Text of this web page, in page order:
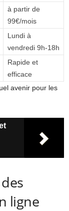
à partir de
99€/mois
Lundi à
vendredi 9h-18h
Rapide et
efficace
avenir pour les
ligne